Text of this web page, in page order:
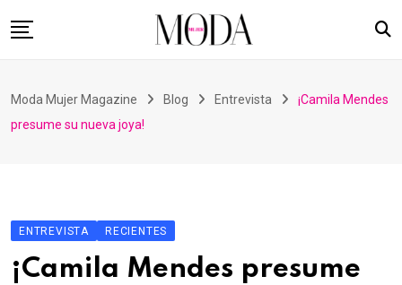
to
Nuestras Revistas
Contacto
Moda Mujer Magazine Blog Entrevista
¡Camila Mendes
presume su nueva joya!
ENTREVISTA RECIENTES
¡Camila Mendes presume